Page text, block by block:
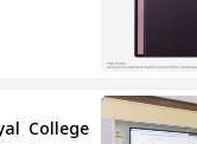
College